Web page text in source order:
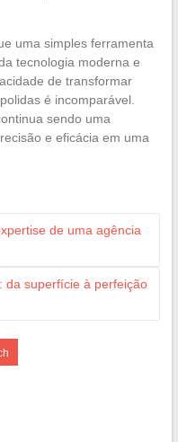
uma simples ferramenta
tecnologia moderna e
de transformar
é incomparável.
sendo uma
e eficácia em uma
de uma agência
da superfície à perfeição